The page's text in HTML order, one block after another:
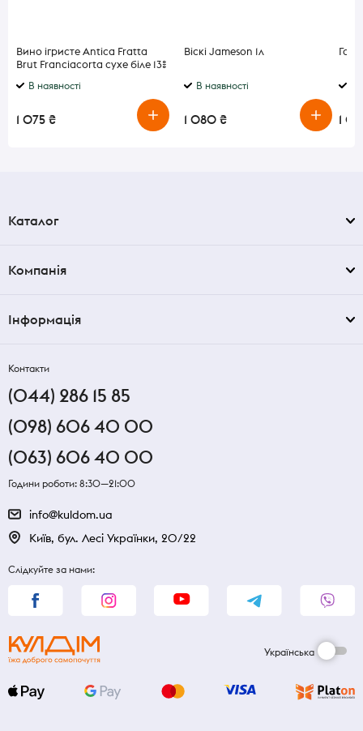
Вино ігристе Antica Fratta
Brut Franciacorta сухе біле 13%
В наявності
1 075 ₴
Віскі Jameson 1л
В наявності
1 080 ₴ 1
Каталог
Компанія
Інформація
Контакти
(044) 286 15 85
(098) 606 40 00
(063) 606 40 00
Години роботи: 8:30—21:00
info@kuldom.ua
Київ, бул. Лесі Українки, 20/22
Слідкуйте за нами:
Українська